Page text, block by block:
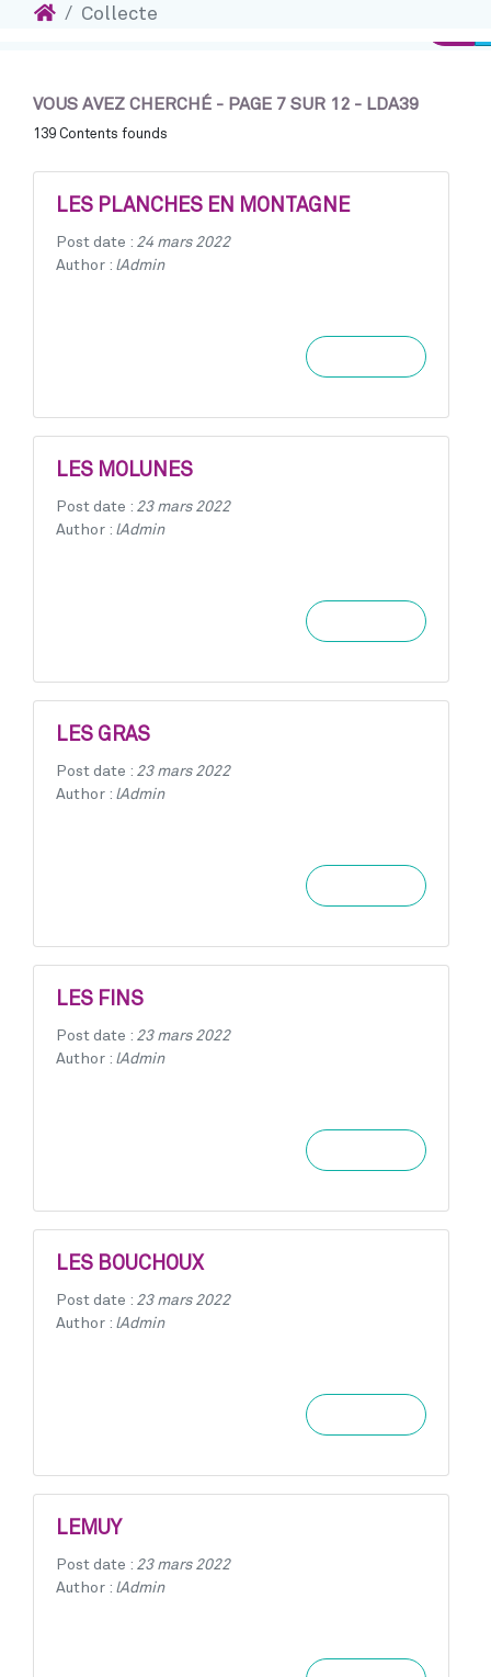
AccueilCollecte
VOUS AVEZ CHERCHÉ - PAGE 7 SUR 12 - LDA39
139 Contents founds
LES PLANCHES EN MONTAGNE
Post date : 24 mars 2022
Author : lAdmin
LES MOLUNES
Post date : 23 mars 2022
Author : lAdmin
LES GRAS
Post date : 23 mars 2022
Author : lAdmin
LES FINS
Post date : 23 mars 2022
Author : lAdmin
LES BOUCHOUX
Post date : 23 mars 2022
Author : lAdmin
LEMUY
Post date : 23 mars 2022
Author : lAdmin